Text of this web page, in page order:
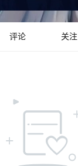
评论 关注